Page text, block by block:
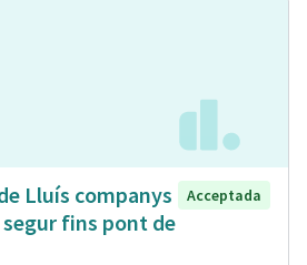
Lluís companys
fins pont de
Acceptada